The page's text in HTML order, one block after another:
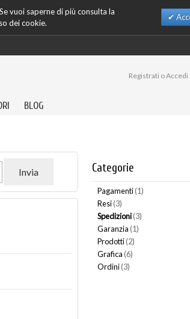
vuoi saperne di più consulta la
dei cookie.
Registrati o Accedi
BLOG
Invia Categorie
Pagamenti(1)
Resi(3)
Spedizioni(3)
Garanzia(1)
Prodotti(2)
Grafica(6)
Ordini(3)